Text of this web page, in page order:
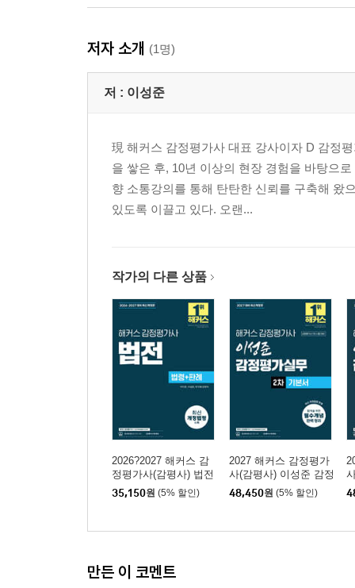
저자 소개 (1명)
저 : 이성준
現 해커스 감정평가사 대표 강사이자 D 감정
을 쌓은 후, 10년 이상의 현장 경험을 바탕으
향 소통강의를 통해 탄탄한 신뢰를 구축해 왔
있도록 이끌고 있다. 오랜...
작가의 다른 상품
2026?2027 해커스 감
정평가사(감평사) 법전
(감정평가사 시험 대비)
35,150원 (5% 할인)
2027 해커스 감정평가
사(감평사) 이성준 감정
평가실무 2차 기본서
(감정평가사 2차 시험
48,450원 (5% 할인)
만든 이 코멘트